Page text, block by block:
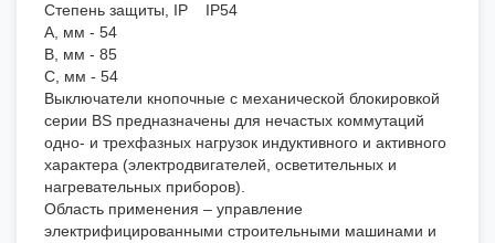
Степень защиты, IP IP54
А, мм - 54
В, мм - 85
С, мм - 54
Выключатели кнопочные с механической блокировкой
серии BS предназначены для нечастых коммутаций
одно- и трехфазных нагрузок индуктивного и активного
характера (электродвигателей, осветительных и
нагревательных приборов).
Область применения – управление
электрифицированными строительными машинами и